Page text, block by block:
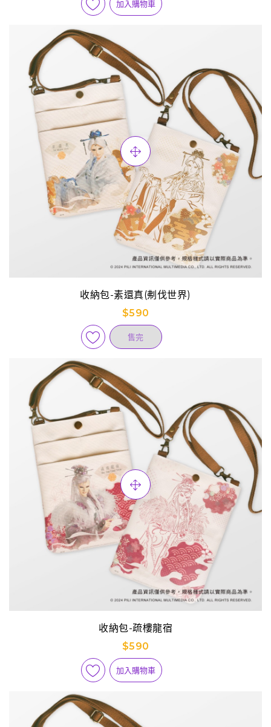
加入購物車
收納包-素還真(刜伐世界)
$590
售完
收納包-疏樓龍宿
$590
加入購物車